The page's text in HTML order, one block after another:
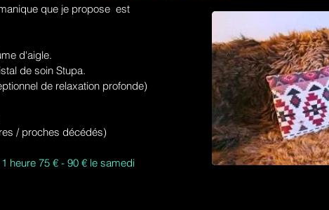
que je propose est
d'aigle.
de soin Stupa.
de relaxation profonde)
/ proches décédés)
heure 75 € - 90 € le samedi